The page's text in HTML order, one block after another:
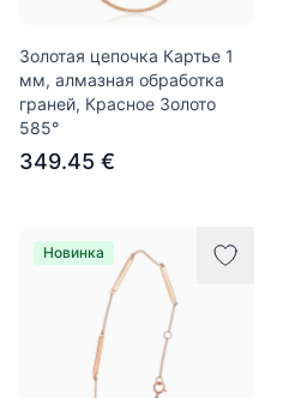
Золотая цепочка Картье 1
мм, алмазная обработка
граней, Красное Золото
585°
349.45 €
Новинка